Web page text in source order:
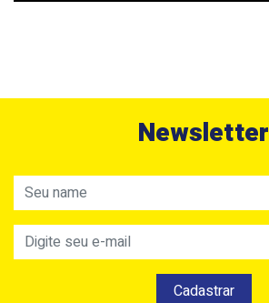
Newsletter
Cadastrar